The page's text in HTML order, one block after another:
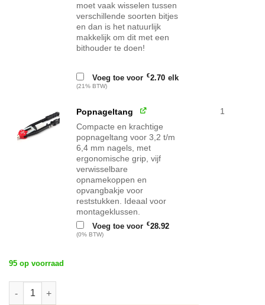
moet vaak wisselen tussen
verschillende soorten bitjes
en dan is het natuurlijk
makkelijk om dit met een
bithouder te doen!
Voeg toe voor €2.70 elk
(21% BTW)
Popnageltang
Compacte en krachtige
popnageltang voor 3,2 t/m
6,4 mm nagels, met
ergonomische grip, vijf
verwisselbare
opnamekoppen en
opvangbakje voor
reststukken. Ideaal voor
montageklussen.
Voeg toe voor €28.92
(0% BTW)
1
95 op voorraad
Solarstell Steeldeck Montagevoet portrait 1 rij 7 zonnepanelen